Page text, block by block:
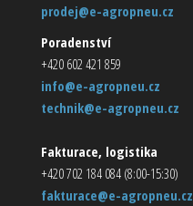
prodej@e-agropneu.cz
Poradenství
+420 602 421 859
info@e-agropneu.cz
technik@e-agropneu.cz
Fakturace, logistika
+420 702 184 084 (8:00-15:30)
fakturace@e-agropneu.cz